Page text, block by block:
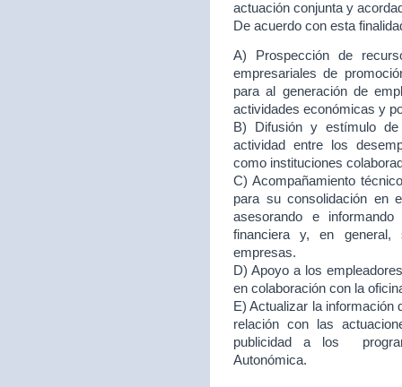
actuación conjunta y
De acuerdo con esta
A) Prospección de
empresariales de
para al generación de
actividades económicas y
B) Difusión y estímulo de
actividad entre los
como instituciones
C) Acompañamiento
para su consolidación en
asesorando e
financiera y, en
empresas.
D) Apoyo a los
en colaboración con la
E) Actualizar la información
relación con las
publicidad a los
Autonómica.